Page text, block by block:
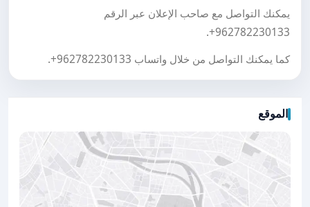
يمكنك التواصل مع صاحب الإعلان عبر الرقم
+962782230133
.
كما يمكنك التواصل من خلال واتساب +962782230133
.
الموقع